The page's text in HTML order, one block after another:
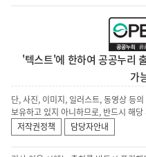
'텍스트'에 한하여 공공누리
가
단, 사진, 이미지, 일러스트, 동영상 등
보유하고 있지 아니하므로, 반드시 해
저작권정책
담당자안내